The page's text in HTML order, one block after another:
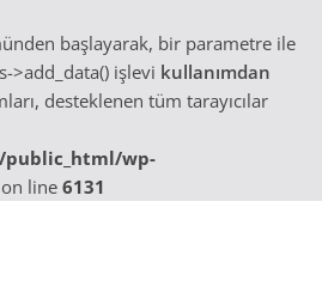
başlayarak, bir parametre ile
>add_data() işlevi kullanımdan
desteklenen tüm tarayıcılar
wp-
on line 6131